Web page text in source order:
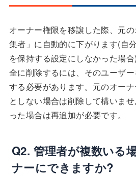
オーナー権限を移譲した際、元
集者」に自動的に下がります(自
を保持する設定にしなかった場
全に削除するには、そのユーザ
する必要があります。元のオー
としない場合は削除して構いま
った場合は再追加が必要です。
Q2. 管理者が複数いる
ナーにできますか?